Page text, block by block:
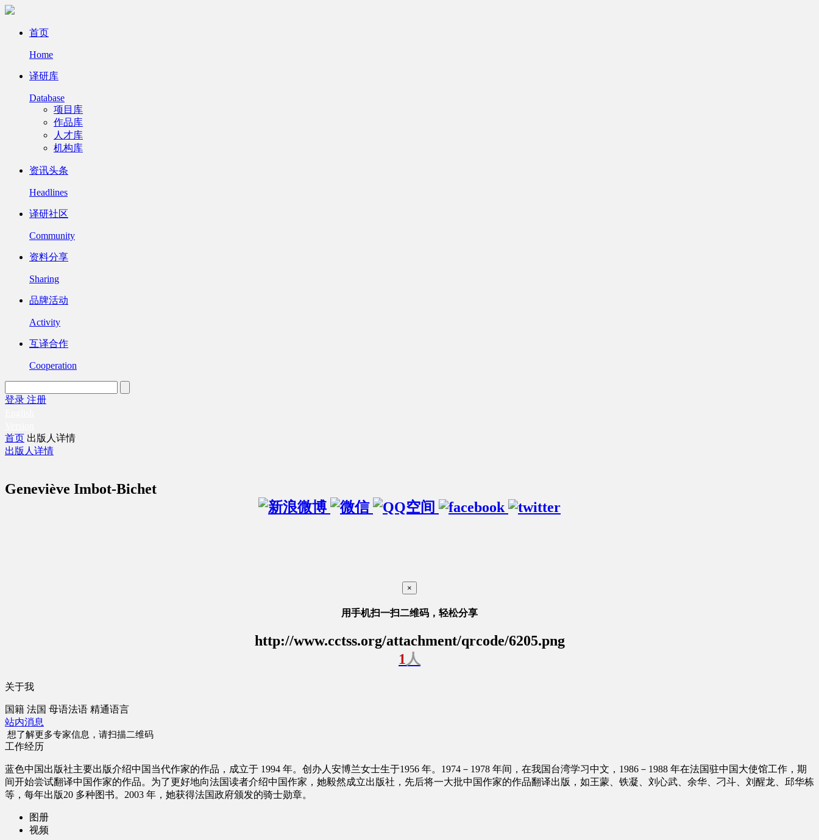
首页
Home
译研库
Database
项目库
作品库
人才库
机构库
资讯头条
Headlines
译研社区
Community
资料分享
Sharing
品牌活动
Activity
互译合作
Cooperation
登录 注册
首页 出版人详情
出版人详情
Geneviève Imbot-Bichet
×
用手机扫一扫二维码，轻松分享
http://www.cctss.org/attachment/qrcode/6205.png
1人
关于我
国籍 法国 母语法语 精通语言
站内消息
想了解更多专家信息，请扫描二维码
工作经历
蓝色中国出版社主要出版介绍中国当代作家的作品，成立于 1994 年。创办人安博兰女士生于1956 年。1974－1978 年间，在我国台湾学习中文，1986－1988 年在法国驻中国大使馆工作，期
间开始尝试翻译中国作家的作品。为了更好地向法国读者介绍中国作家，她毅然成立出版社，先后将一大批中国作家的作品翻译出版，如王蒙、铁凝、刘心武、余华、刁斗、刘醒龙、邱华栋
等，每年出版20 多种图书。2003 年，她获得法国政府颁发的骑士勋章。
图册
视频